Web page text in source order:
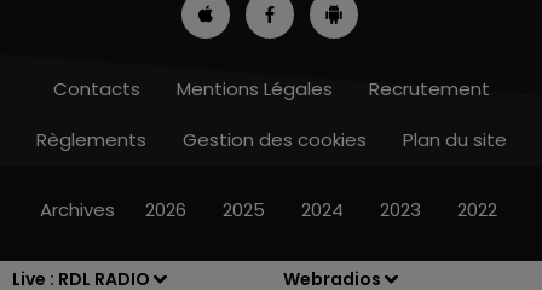
Live : RDL RADIO Webradios
7h00 - 10h00
Contacts Mentions Légales
Recrutement
Règlements
Gestion des cookies Plan du site
Archives 2026 2025 2024 2023 2022